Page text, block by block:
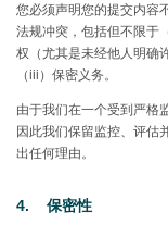
您必须声明您的提交内容
法规冲突，包括但不限于
权（尤其是未经他人明确
（iii）保密义务。
由于我们在一个受到严格
因此我们保留监控、评估
出任何理由。
4. 保密性